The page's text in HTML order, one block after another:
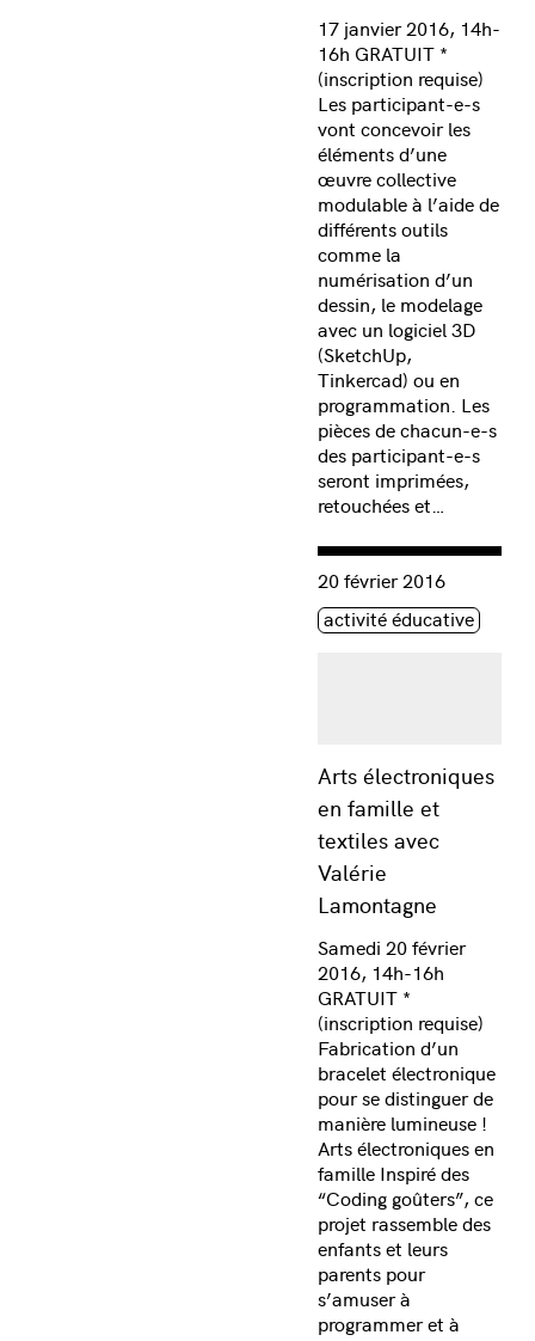
17 janvier 2016, 14h-
16h GRATUIT *
(inscription requise)
Les participant-e-s
vont concevoir les
éléments d’une
œuvre collective
modulable à l’aide de
différents outils
comme la
numérisation d’un
dessin, le modelage
avec un logiciel 3D
(SketchUp,
Tinkercad) ou en
programmation. Les
pièces de chacun-e-s
des participant-e-s
seront imprimées,
retouchées et…
Arts électroniques
en famille et
textiles avec
Valérie
Lamontagne
Consulter « Arts
20 février 2016
Étiquette(s)
activité éducative
Samedi 20 février
2016, 14h-16h
GRATUIT *
(inscription requise)
Fabrication d’un
bracelet électronique
pour se distinguer de
manière lumineuse !
Arts électroniques en
famille Inspiré des
“Coding goûters”, ce
projet rassemble des
enfants et leurs
parents pour
s’amuser à
programmer et à